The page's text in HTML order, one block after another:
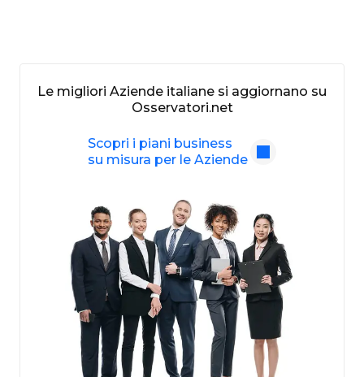
Le migliori Aziende italiane si aggiornano su
Osservatori.net
Scopri i piani business
su misura per le Aziende